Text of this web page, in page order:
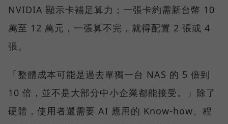
NVIDIA 顯示卡補足算力；一張卡約需新台幣 10
萬至 12 萬元，一張算不完，就得配置 2 張或 4
張。
「整體成本可能是過去單獨一台 NAS 的 5 倍到
10 倍，並不是大部分中小企業都能接受。」除了
硬體，使用者還需要 AI 應用的 Know-how、程